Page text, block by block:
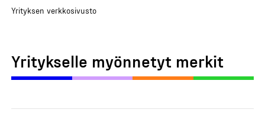
Yrityksen verkkosivusto
Yritykselle myönnetyt merkit